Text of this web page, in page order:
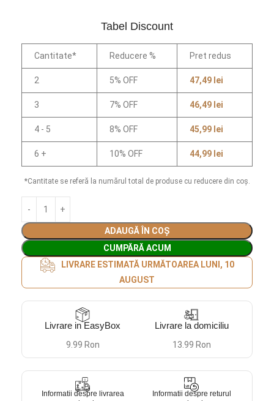
Tabel Discount
Cantitate* Reducere % Pret redus
2 5% OFF 47,49 lei
3 7% OFF 46,49 lei
4 - 5 8% OFF 45,99 lei
6 + 10% OFF 44,99 lei
*Cantitate se referă la numărul total de produse cu reducere din coș.
ADAUGĂ ÎN COȘ
CUMPĂRĂ ACUM
LIVRARE ESTIMATĂ URMĂTOAREA LUNI, 10
AUGUST
Livrare in EasyBox
9.99 Ron
Livrare la domiciliu
13.99 Ron
Informatii despre livrarea
Informatii despre returul